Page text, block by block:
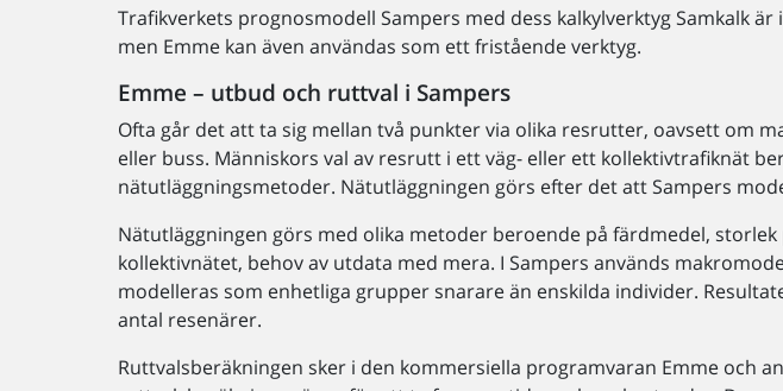
Trafikverkets prognosmodell Sampers med dess kalkylverktyg Samkalk
men Emme kan även användas som ett fristående verktyg.
Emme – utbud och ruttval i Sampers
Ofta går det att ta sig mellan två punkter via olika resrutter, oavsett om
eller buss. Människors val av resrutt i ett väg- eller ett kollektivtrafiknät
nätutläggningsmetoder. Nätutläggningen görs efter det att Sampers
Nätutläggningen görs med olika metoder beroende på färdmedel, storlek
kollektivnätet, behov av utdata med mera. I Sampers används
modelleras som enhetliga grupper snarare än enskilda individer.
antal resenärer.
Ruttvalsberäkningen sker i den kommersiella programvaran Emme och